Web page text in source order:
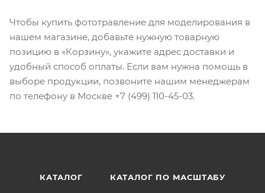
Чтобы купить фототравление для моделирования в
нашем магазине, добавьте нужную товарную
позицию в «Корзину», укажите адрес доставки и
удобный способ оплаты. Если вам нужна помощь в
выборе продукции, позвоните нашим менеджерам
по телефону в Москве +7 (499) 110-45-03.
КАТАЛОГ КАТАЛОГ ПО МАСШТАБУ